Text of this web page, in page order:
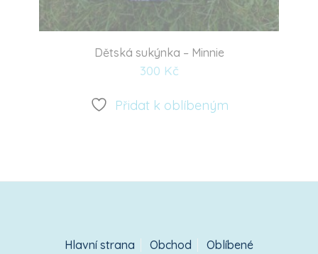
Dětská sukýnka – Minnie
300 Kč
k
Přidat k oblíbeným
Hlavní strana Obchod Oblíbené